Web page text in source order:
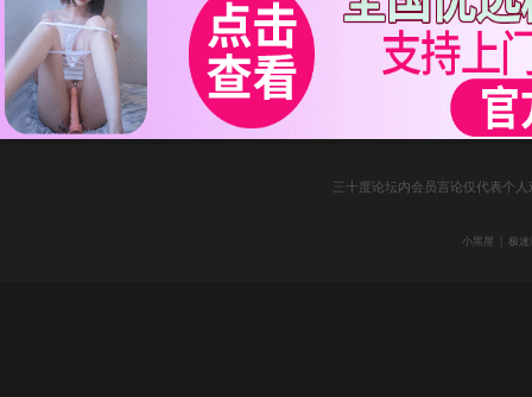
三十度论坛内会员言论仅代表个
小黑屋 极速